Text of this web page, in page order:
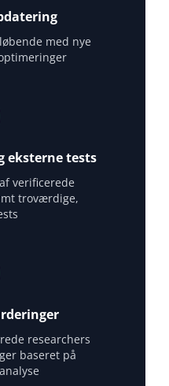
med nye
eksterne tests
verificerede
troværdige,
researchers
baseret på